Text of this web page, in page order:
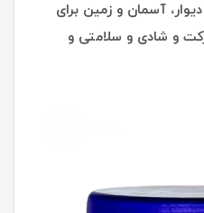
آسمان و زمین برای
و شادی و سلامتی و